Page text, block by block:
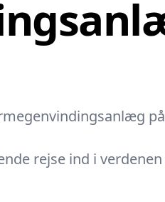
rejse ind i